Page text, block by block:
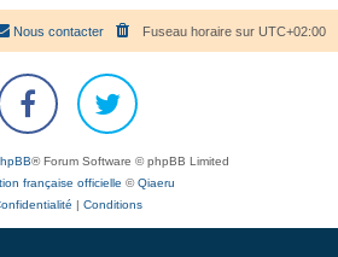
Fuseau horaire sur UTC+02:00
Nous contacter
® Forum Software © phpBB Limited
française officielle ©Qiaeru
Conditions